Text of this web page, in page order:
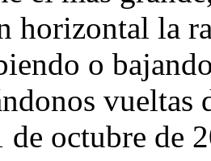
horizontal la
o
vueltas
de octubre de